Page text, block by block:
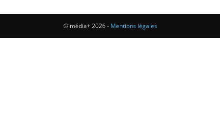
© média+ 2026 - Mentions légales